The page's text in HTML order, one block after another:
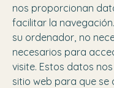
nos proporcionan
facilitar la
su ordenador, no
necesarios para
visite. Estos datos
sitio web para que